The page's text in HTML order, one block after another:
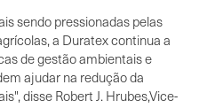
sendo pressionadas pelas
a Duratex continua a
de gestão ambientais e
ajudar na redução da
disse Robert J. Hrubes,Vice-